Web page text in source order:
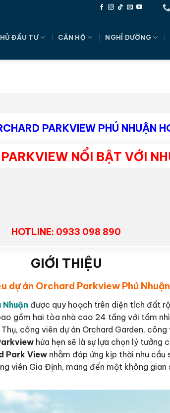
ĐẦU TƯ CĂN HỘ NGHỈ DƯỠNG
PARKVIEW PHÚ NHUẬN
NỔI BẬT VỚI
HOTLINE: 0933 098 890
GIỚI THIỆU
dự án Orchard Parkview Phú Nhuận
được quy hoạch trên diện tích đất
gồm hai tòa nhà cao 24 tầng với tầm
công viên dự án Orchard Garden,
hứa hẹn sẽ là sự lựa chọn lý tưởng
Park View nhằm đáp ứng kịp thời nhu cầu
viên Gia Định, mang đến một không gian